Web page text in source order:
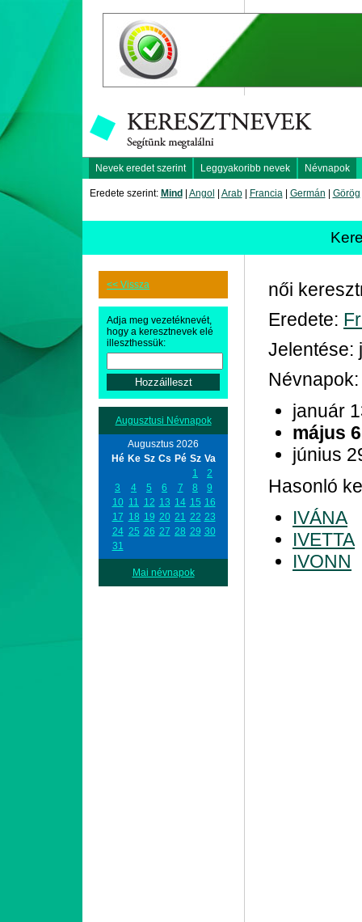
Nevek eredet szerint Leggyakoribb nevek Névnapok
Eredete szerint: Mind Angol Arab| Francia| Germán Görög
<< Vissza
Adja meg vezetéknevét,
hogy a keresztnevek elé
illeszthessük:
Augusztusi Névnapok
Augusztus 2026
Hé Ke Sz Cs Pé Sz Va
1
2
3
4 5 6 7 8
9
10 11 12 13 14 15 16
17 18 19 20 21 22 23
24 25 26 27 28 29 30
31
Mai névnapok
női
Eredete:
Jelentése:
Névnapok:
január
május 6
június
Hasonló
IVÁNA
IVETTA
IVONN